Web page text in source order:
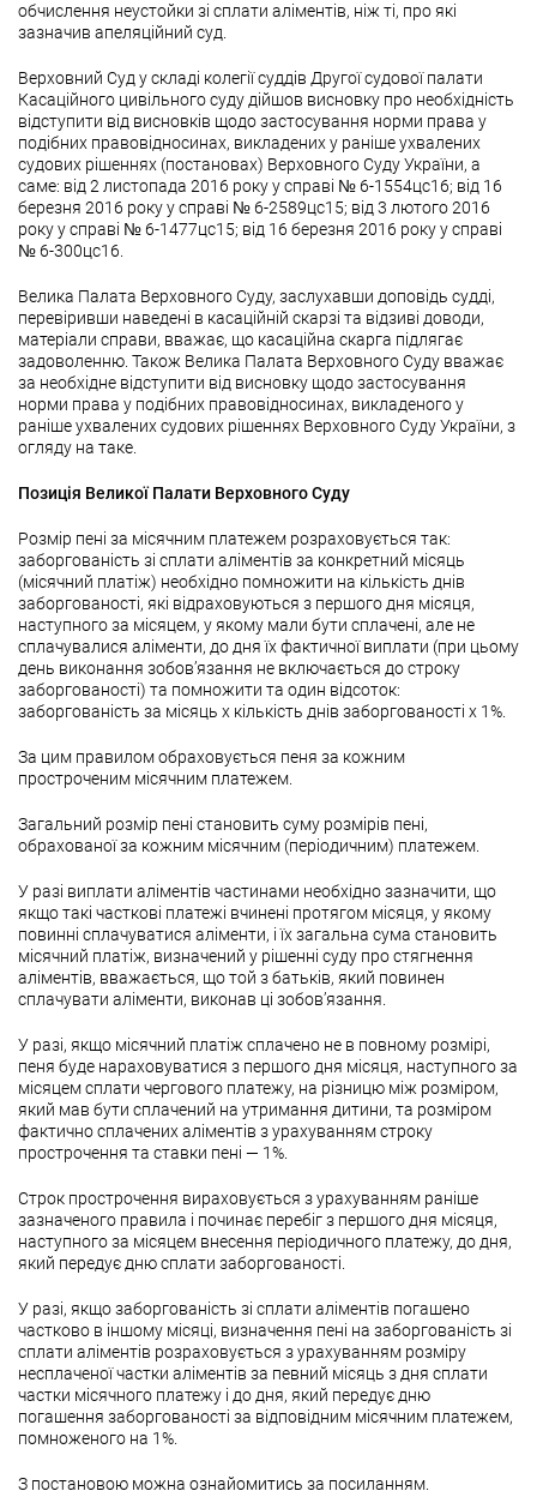
обчислення неустойки зі сплати аліментів, ніж ті, про які
зазначив апеляційний суд.
Верховний Суд у складі колегії суддів Другої судової палати
Касаційного цивільного суду дійшов висновку про необхідність
відступити від висновків щодо застосування норми права у
подібних правовідносинах, викладених у раніше ухвалених
судових рішеннях (постановах) Верховного Суду України, а
саме: від 2 листопада 2016 року у справі № 6-1554цс16; від 16
березня 2016 року у справі № 6-2589цс15; від 3 лютого 2016
року у справі № 6-1477цс15; від 16 березня 2016 року у справі
№ 6-300цс16.
Велика Палата Верховного Суду, заслухавши доповідь судді,
перевіривши наведені в касаційній скарзі та відзиві доводи,
матеріали справи, вважає, що касаційна скарга підлягає
задоволенню. Також Велика Палата Верховного Суду вважає
за необхідне відступити від висновку щодо застосування
норми права у подібних правовідносинах, викладеного у
раніше ухвалених судових рішеннях Верховного Суду України, з
огляду на таке.
Позиція Великої Палати Верховного Суду
Розмір пені за місячним платежем розраховується так:
заборгованість зі сплати аліментів за конкретний місяць
(місячний платіж) необхідно помножити на кількість днів
заборгованості, які відраховуються з першого дня місяця,
наступного за місяцем, у якому мали бути сплачені, але не
сплачувалися аліменти, до дня їх фактичної виплати (при цьому
день виконання зобов’язання не включається до строку
заборгованості) та помножити та один відсоток:
заборгованість за місяць х кількість днів заборгованості х 1%.
За цим правилом обраховується пеня за кожним
простроченим місячним платежем.
Загальний розмір пені становить суму розмірів пені,
обрахованої за кожним місячним (періодичним) платежем.
У разі виплати аліментів частинами необхідно зазначити, що
якщо такі часткові платежі вчинені протягом місяця, у якому
повинні сплачуватися аліменти, і їх загальна сума становить
місячний платіж, визначений у рішенні суду про стягнення
аліментів, вважається, що той з батьків, який повинен
сплачувати аліменти, виконав ці зобов’язання.
У разі, якщо місячний платіж сплачено не в повному розмірі,
пеня буде нараховуватися з першого дня місяця, наступного за
місяцем сплати чергового платежу, на різницю між розміром,
який мав бути сплачений на утримання дитини, та розміром
фактично сплачених аліментів з урахуванням строку
прострочення та ставки пені — 1%.
Строк прострочення вираховується з урахуванням раніше
зазначеного правила і починає перебіг з першого дня місяця,
наступного за місяцем внесення періодичного платежу, до дня,
який передує дню сплати заборгованості.
У разі, якщо заборгованість зі сплати аліментів погашено
частково в іншому місяці, визначення пені на заборгованість зі
сплати аліментів розраховується з урахуванням розміру
несплаченої частки аліментів за певний місяць з дня сплати
частки місячного платежу і до дня, який передує дню
погашення заборгованості за відповідним місячним платежем,
помноженого на 1%.
З постановою можна ознайомитись за посиланням.